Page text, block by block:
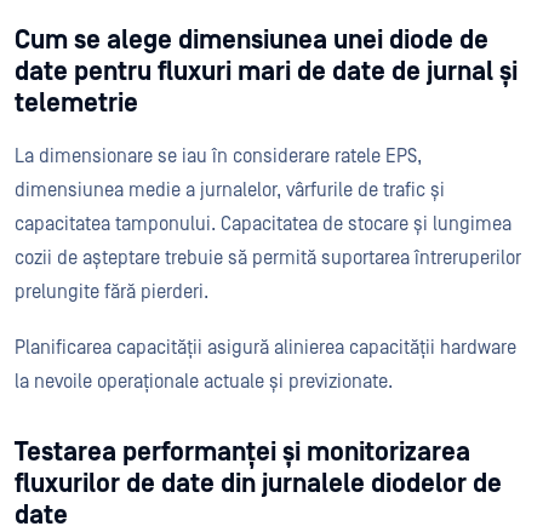
Cum se alege dimensiunea unei diode de
date pentru fluxuri mari de date de jurnal și
telemetrie
La dimensionare se iau în considerare ratele EPS,
dimensiunea medie a jurnalelor, vârfurile de trafic și
capacitatea tamponului. Capacitatea de stocare și lungimea
cozii de așteptare trebuie să permită suportarea întreruperilor
prelungite fără pierderi.
Planificarea capacității asigură alinierea capacității hardware
la nevoile operaționale actuale și previzionate.
Testarea performanței și monitorizarea
fluxurilor de date din jurnalele diodelor de
date